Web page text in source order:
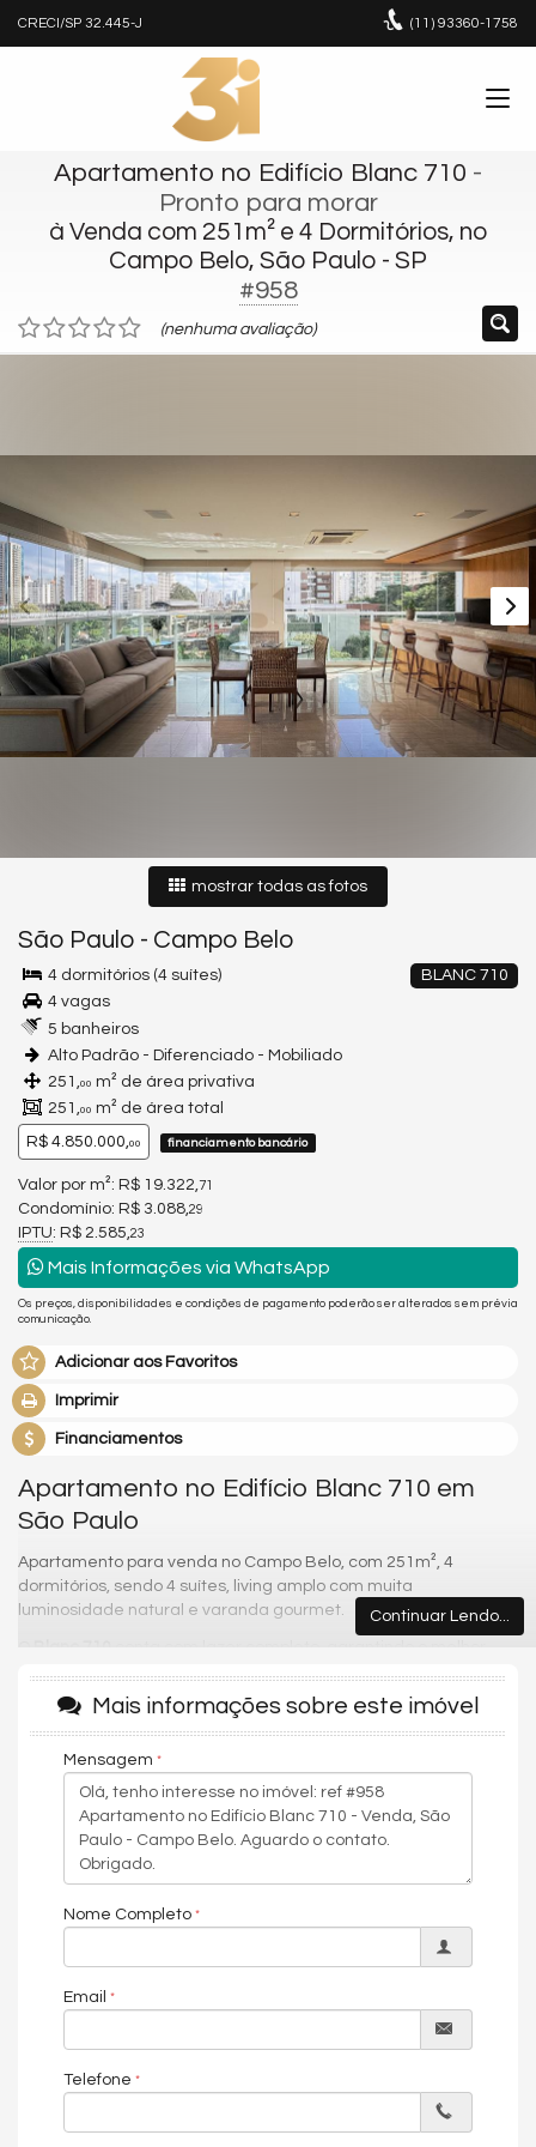
CRECI/SP 32.445-J (11) 93360-1758
Apartamento no Edifício Blanc 710 -
Pronto para morar
à Venda com 251m² e 4 Dormitórios, no
Campo Belo, São Paulo - SP
#958
(nenhuma avaliação)
mostrar todas as fotos
São Paulo - Campo Belo
BLANC 710
4 dormitórios (4 suítes)
4 vagas
5 banheiros
Alto Padrão - Diferenciado - Mobiliado
251,00 m² de área privativa
251,00 m² de área total
R$ 4.850.000,00 financiamento bancário
Valor por m²: R$ 19.322, 71
Condomínio: R$ 3.088, 29
IPTU: R$ 2.585, 23
Mais Informações via WhatsApp
Os preços, disponibilidades e condições de pagamento poderão ser alterados sem prévia
comunicação.
Adicionar aos Favoritos
Imprimir
Financiamentos
Apartamento no Edifício Blanc 710 em
São Paulo
Apartamento para venda no Campo Belo, com 251m², 4
dormitórios, sendo 4 suítes, living amplo com muita
luminosidade natural e varanda gourmet.
O Blanc 710
conta com lazer completo, garantindo o melhor
gourmet, quadra esportiva, quadra de tênis, quadra infantil,
jardim, piscina aquecida, academia, salão de festas, sala de
O apartamento fica localizado no melhor do Campo Belo, uma
região que promove qualidade de vida e fácil acesso a
diversos pontos da cidade. O bairro por si só é repleto de
comércios locais, padarias, supermercados e restaurantes.
Próximo das principais vias e acesso como Jornalista Roberto
Marinho e Vereador José Diniz.
Condições de pagamento: À vista ou financiamento. Agende
Características do Imóvel
Living
Continuar Lendo...
Mais informações sobre este imóvel
Mensagem
Nome Completo
Email
Telefone